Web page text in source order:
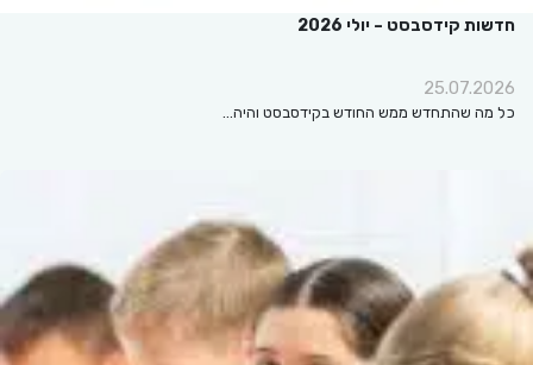
חדשות קידסבסט – יולי 2026
25.07.2026
כל מה שהתחדש ממש החודש בקידסבסט והיה…